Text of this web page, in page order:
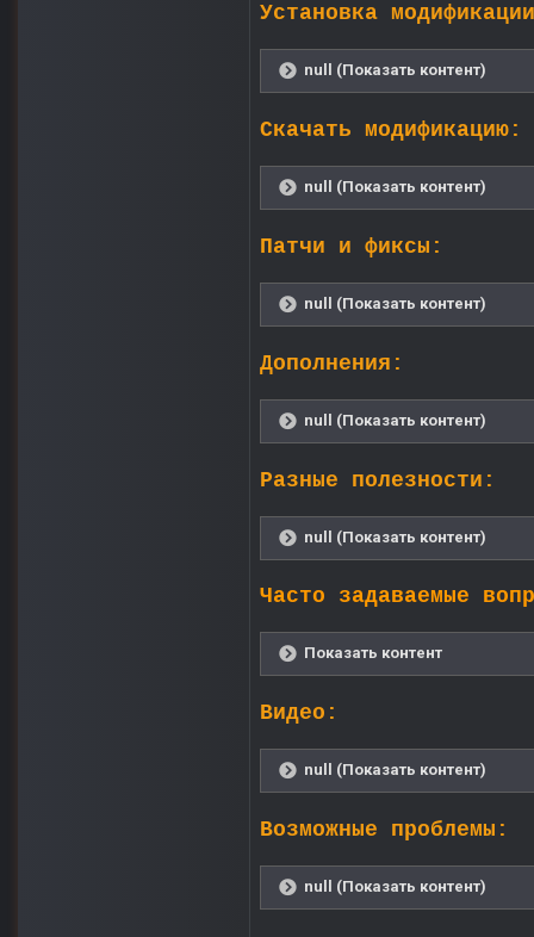
Установка
null (Показать контент)
Скачать модификацию:
null (Показать контент)
Патчи и фиксы:
null (Показать контент)
Дополнения:
null (Показать контент)
Разные полезности:
null (Показать контент)
Часто задаваемые
Показать контент
Видео:
null (Показать контент)
Возможные проблемы:
null (Показать контент)